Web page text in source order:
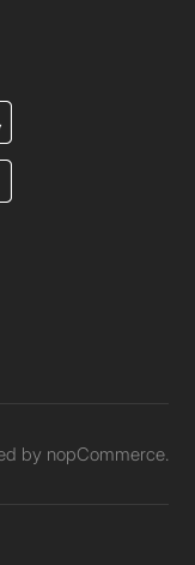
by nopCommerce.